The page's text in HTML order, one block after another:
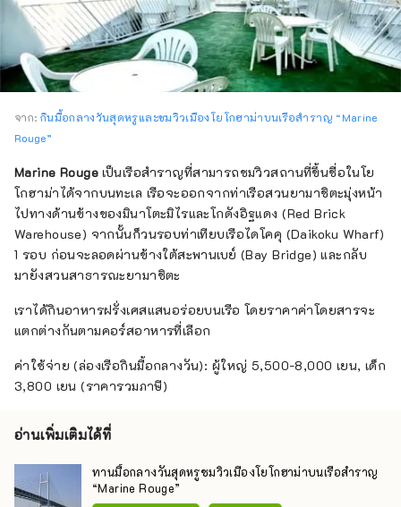
จาก: กินมื้อกลางวันสุดหรูและชมวิวเมืองโยโกฮาม่าบนเรือสำราญ “Marine
Rouge”
Marine Rouge เป็นเรือสำราญที่สามารถชมวิวสถานที่ขึ้นชื่อในโย
โกฮาม่าได้จากบนทะเล เรือจะออกจากท่าเรือสวนยามาชิตะมุ่งหน้า
ไปทางด้านข้างของมินาโตะมิไรและโกดังอิฐแดง (Red Brick
Warehouse) จากนั้นก็วนรอบท่าเทียบเรือไดโคคุ (Daikoku Wharf)
1 รอบ ก่อนจะลอดผ่านข้างใต้สะพานเบย์ (Bay Bridge) และกลับ
มายังสวนสาธารณะยามาชิตะ
เราได้กินอาหารฝรั่งเศสแสนอร่อยบนเรือ โดยราคาค่าโดยสารจะ
แตกต่างกันตามคอร์สอาหารที่เลือก
ค่าใช้จ่าย (ล่องเรือกินมื้อกลางวัน): ผู้ใหญ่ 5,500-8,000 เยน, เด็ก
3,800 เยน (ราคารวมภาษี)
อ่านเพิ่มเติมได้ที่
ทานมื้อกลางวันสุดหรูชมวิวเมืองโยโกฮาม่าบนเรือสำราญ
“Marine Rouge”